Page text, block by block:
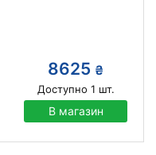
8625 ₴
Доступно 1 шт.
В магазин